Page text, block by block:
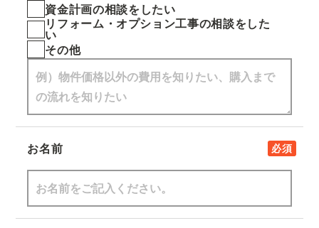
資金計画の相談をしたい
リフォーム・オプション工事の相談をした
い
その他
お名前 必須